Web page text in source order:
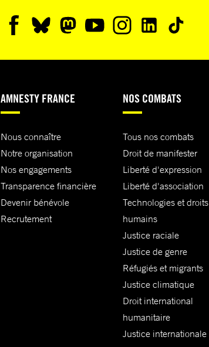
AMNESTY FRANCE
Nous connaître
Notre organisation
Nos engagements
Transparence financière
Devenir bénévole
Recrutement
NOS COMBATS
Tous nos combats
Droit de manifester
Liberté d'expression
Liberté d'association
Technologies et droits
humains
Justice raciale
Justice de genre
Réfugiés et migrants
Justice climatique
Droit international
humanitaire
Justice internationale